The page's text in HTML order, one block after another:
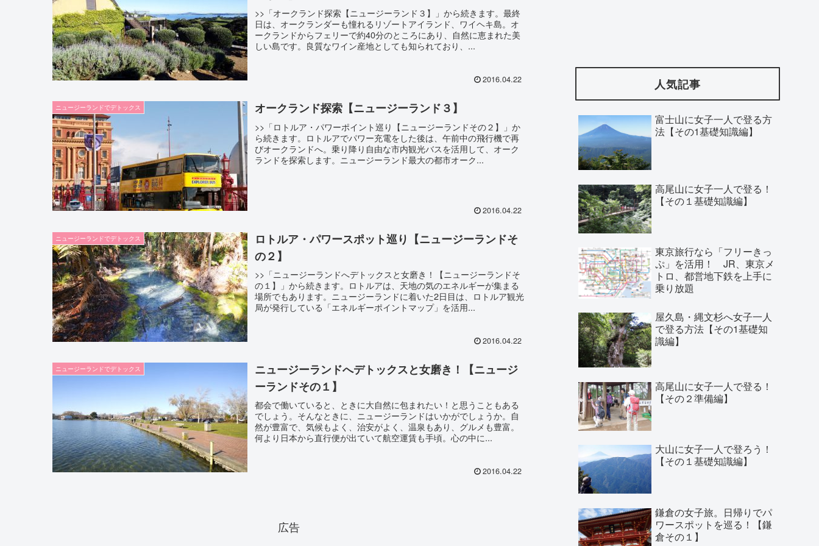
>>「オークランド探索【ニュージーランド３】」から続きます。最終
日は、オークランダーも憧れるリゾートアイランド、ワイヘキ島。オ
ークランドからフェリーで約40分のところにあり、自然に恵まれた美
しい島です。良質なワイン産地としても知られており、...
2016.04.22
ニュージーランドでデトックス オークランド探索【ニュージーランド３】
>>「ロトルア・パワーポイント巡り【ニュージーランドその２】」か
ら続きます。ロトルアでパワー充電をした後は、午前中の飛行機で再
びオークランドへ。乗り降り自由な市内観光バスを活用して、オーク
ランドを探索します。ニュージーランド最大の都市オーク...
2016.04.22
ニュージーランドでデトックス
ロトルア・パワースポット巡り【ニュージーランドそ
の２】
>>「ニュージーランドへデトックスと女磨き！【ニュージーランドそ
の１】」から続きます。ロトルアは、天地の気のエネルギーが集まる
場所でもあります。ニュージーランドに着いた2日目は、ロトルア観光
局が発行している「エネルギーポイントマップ」を活用...
2016.04.22
ニュージーランドでデトックス
ニュージーランドへデトックスと女磨き！【ニュージ
ーランドその１】
都会で働いていると、ときに大自然に包まれたい！と思うこともある
でしょう。そんなときに、ニュージーランドはいかがでしょうか。自
然が豊富で、気候もよく、治安がよく、温泉もあり、グルメも豊富。
何より日本から直行便が出ていて航空運賃も手頃。心の中に...
2016.04.22
広告
人気記事
富士山に女子一人で登る方
法【その1基礎知識編】
高尾山に女子一人で登る！
【その１基礎知識編】
東京旅行なら「フリーきっ
ぷ」を活用！ JR、東京メ
トロ、都営地下鉄を上手に
乗り放題
屋久島・縄文杉へ女子一人
で登る方法【その1基礎知
識編】
高尾山に女子一人で登る！
【その２準備編】
大山に女子一人で登ろう！
【その１基礎知識編】
鎌倉の女子旅。日帰りでパ
ワースポットを巡る！【鎌
倉その１】